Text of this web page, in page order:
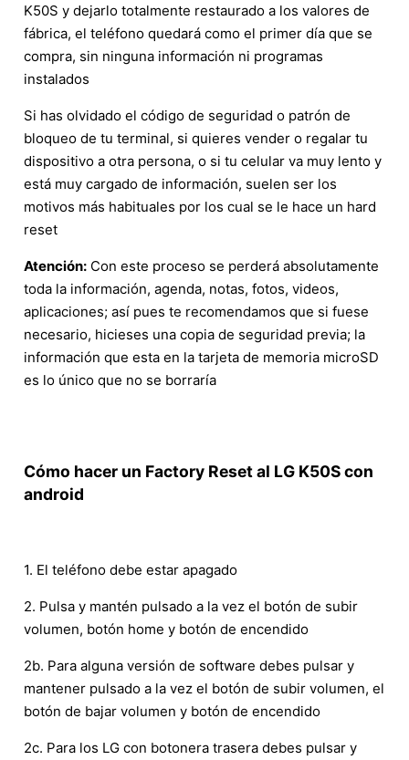
K50S y dejarlo totalmente restaurado a los valores de
fábrica, el teléfono quedará como el primer día que se
compra, sin ninguna información ni programas
instalados
Si has olvidado el código de seguridad o patrón de
bloqueo de tu terminal, si quieres vender o regalar tu
dispositivo a otra persona, o si tu celular va muy lento y
está muy cargado de información, suelen ser los
motivos más habituales por los cual se le hace un hard
reset
Atención: Con este proceso se perderá absolutamente
toda la información, agenda, notas, fotos, videos,
aplicaciones; así pues te recomendamos que si fuese
necesario, hicieses una copia de seguridad previa; la
información que esta en la tarjeta de memoria microSD
es lo único que no se borraría
Cómo hacer un Factory Reset al LG K50S con
android
1. El teléfono debe estar apagado
2. Pulsa y mantén pulsado a la vez el botón de subir
volumen, botón home y botón de encendido
2b. Para alguna versión de software debes pulsar y
mantener pulsado a la vez el botón de subir volumen, el
botón de bajar volumen y botón de encendido
2c. Para los LG con botonera trasera debes pulsar y